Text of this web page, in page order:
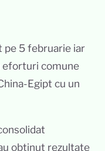
pe 5 februarie iar
eforturi comune
Egipt cu un
obținut rezultate